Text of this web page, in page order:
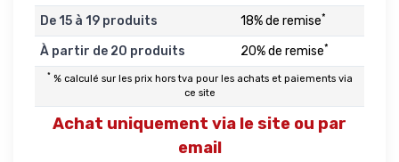
De 15 à 19 produits 18% de remise*
À partir de 20 produits 20% de remise*
* % calculé sur les prix hors tva pour les achats et paiements via
ce site
Achat uniquement via le site ou par
email